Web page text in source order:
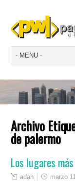
Archivo
de palermo
Los lugares
adan marzo